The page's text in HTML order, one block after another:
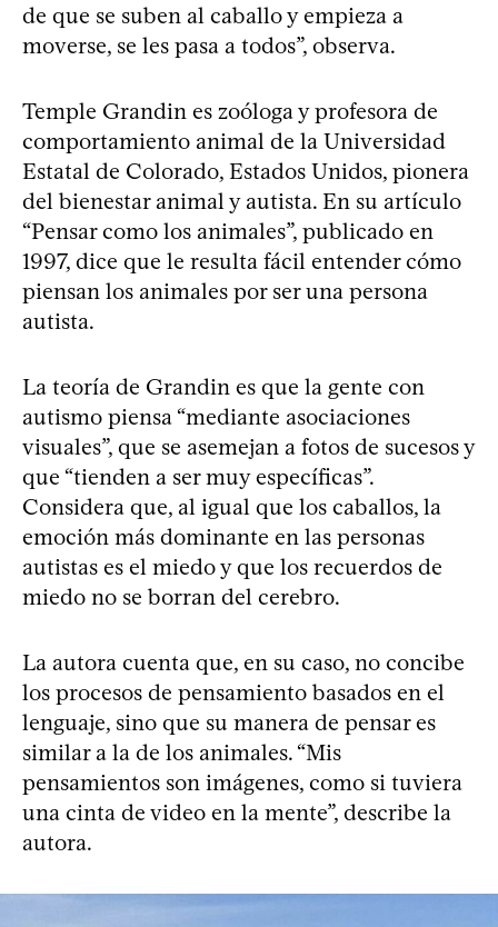
de que se suben al caballo y empieza a
moverse, se les pasa a todos”, observa.
Temple Grandin es zoóloga y profesora de
comportamiento animal de la Universidad
Estatal de Colorado, Estados Unidos, pionera
del bienestar animal y autista. En su artículo
“Pensar como los animales”, publicado en
1997, dice que le resulta fácil entender cómo
piensan los animales por ser una persona
autista.
La teoría de Grandin es que la gente con
autismo piensa “mediante asociaciones
visuales”, que se asemejan a fotos de sucesos y
que “tienden a ser muy específicas”.
Considera que, al igual que los caballos, la
emoción más dominante en las personas
autistas es el miedo y que los recuerdos de
miedo no se borran del cerebro.
La autora cuenta que, en su caso, no concibe
los procesos de pensamiento basados en el
lenguaje, sino que su manera de pensar es
similar a la de los animales. “Mis
pensamientos son imágenes, como si tuviera
una cinta de video en la mente”, describe la
autora.